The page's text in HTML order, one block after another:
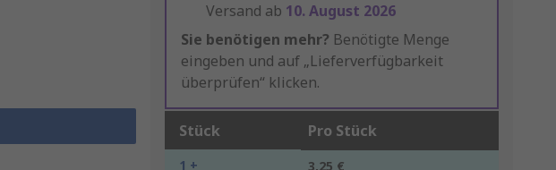
Versand ab 10. August 2026
Sie benötigen mehr? Benötigte Menge
eingeben und auf „Lieferverfügbarkeit
überprüfen“ klicken.
Stück Pro Stück
1 + 3,25 €